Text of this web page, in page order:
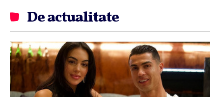
De actualitate